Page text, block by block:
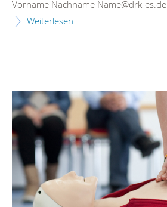
Vorname Nachname Name@drk-es.de
Weiterlesen